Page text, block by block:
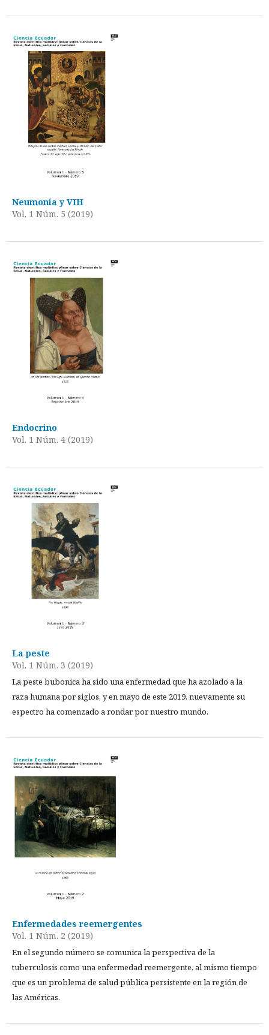
Neumonía y VIH
Vol. 1 Núm. 5 (2019)
Endocrino
Vol. 1 Núm. 4 (2019)
La peste
Vol. 1 Núm. 3 (2019)
La peste bubonica ha sido una enfermedad que ha azolado a la
raza humana por siglos, y en mayo de este 2019, nuevamente su
espectro ha comenzado a rondar por nuestro mundo.
Enfermedades reemergentes
Vol. 1 Núm. 2 (2019)
En el segundo número se comunica la perspectiva de la
tuberculosis como una enfermedad reemergente, al mismo tiempo
que es un problema de salud pública persistente en la región de
las Américas.